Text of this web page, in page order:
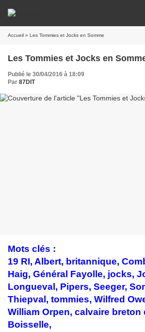
Accueil » Les Tommies et Jocks en Somme
Les Tommies et Jocks en
Publié le 30/04/2016 à 18:09
Par 87DIT
Mots clés :
19 RI, Albert, britannique,
Haig, Général Fayolle, jocks,
Longueval, Pipers, Seeger,
Thiepval, tommies, Wilfred
William Orpen, calvaire breton
Boisselle,